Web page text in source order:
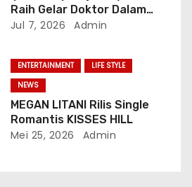
Raih Gelar Doktor Dalam
Sidang Terbuka Promosi
Jul 7, 2026 Admin
ENTERTAINMENT
LIFE STYLE
NEWS
MEGAN LITANI Rilis Single
Romantis KISSES HILL
Mei 25, 2026 Admin